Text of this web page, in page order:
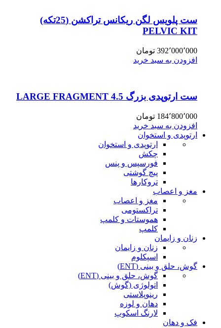
ست پلویس لگن ریکانس تراکشن (25تکه)
PELVIC KIT
392٬000٬000 تومان
افزودن به سبد خرید
ست ارتوپدی بزرگ 4.5 LARGE FRAGMENT
184٬800٬000 تومان
افزودن به سبد خرید
ارتوپدی و استخوان
ارتوپدی و استخوان
چکش
فورسپس و پنس
پیچ گوشتی
تروکارها
مغز و اعصاب
مغز و اعصاب
تراکستومی
هموستات و کلمپ
کلمپ
زنان و زایمان
زنان و زایمان
اسپکلوم
گوش، حلق و بینی (ENT)
گوش، حلق و بینی (ENT)
اتولوژی (گوش)
رینوپلاستی
دهان و لوزه
لارنگ اسکوپ
فک و دهان